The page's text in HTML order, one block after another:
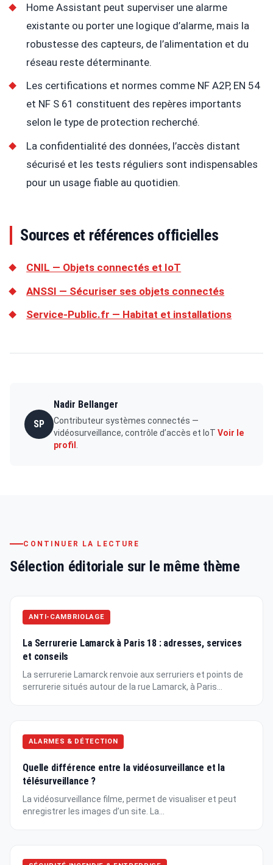
Home Assistant peut superviser une alarme
existante ou porter une logique d’alarme, mais la
robustesse des capteurs, de l’alimentation et du
réseau reste déterminante.
Les certifications et normes comme NF A2P, EN 54
et NF S 61 constituent des repères importants
selon le type de protection recherché.
La confidentialité des données, l’accès distant
sécurisé et les tests réguliers sont indispensables
pour un usage fiable au quotidien.
Sources et références officielles
CNIL — Objets connectés et IoT
ANSSI — Sécuriser ses objets connectés
Service-Public.fr — Habitat et installations
SP
Nadir Bellanger
Contributeur systèmes connectés —
vidéosurveillance, contrôle d’accès et IoT Voir le
profil
CONTINUER LA LECTURE
Sélection éditoriale sur le même thème
ANTI-CAMBRIOLAGE
La Serrurerie Lamarck à Paris 18 : adresses, services
et conseils
La serrurerie Lamarck renvoie aux serruriers et points de
serrurerie situés autour de la rue Lamarck, à Paris...
ALARMES & DÉTECTION
Quelle différence entre la vidéosurveillance et la
télésurveillance ?
La vidéosurveillance filme, permet de visualiser et peut
enregistrer les images d’un site. La...